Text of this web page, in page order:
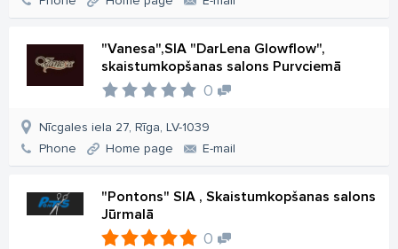
"Vanesa",SIA "DarLena Glowflow",
skaistumkopšanas salons Purvciemā
0
Nīcgales iela 27, Rīga, LV-1039
Phone
Home page E-mail
"Pontons" SIA , Skaistumkopšanas salons
Jūrmalā
0